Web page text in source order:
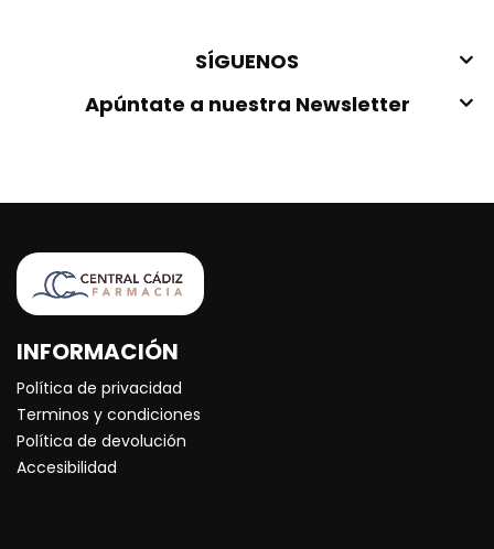
SÍGUENOS
Apúntate a nuestra Newsletter
INFORMACIÓN
Política de privacidad
Terminos y condiciones
Política de devolución
Accesibilidad